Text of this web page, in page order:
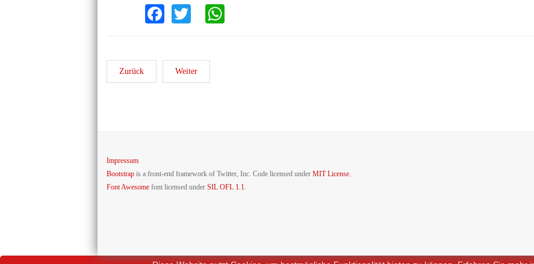
Facebook
Twitter
Zurück Weiter
Impressum
Bootstrap is a front-end framework of Twitter, Inc. Code licensed under MIT License.
Font Awesome font licensed under SIL OFL 1.1